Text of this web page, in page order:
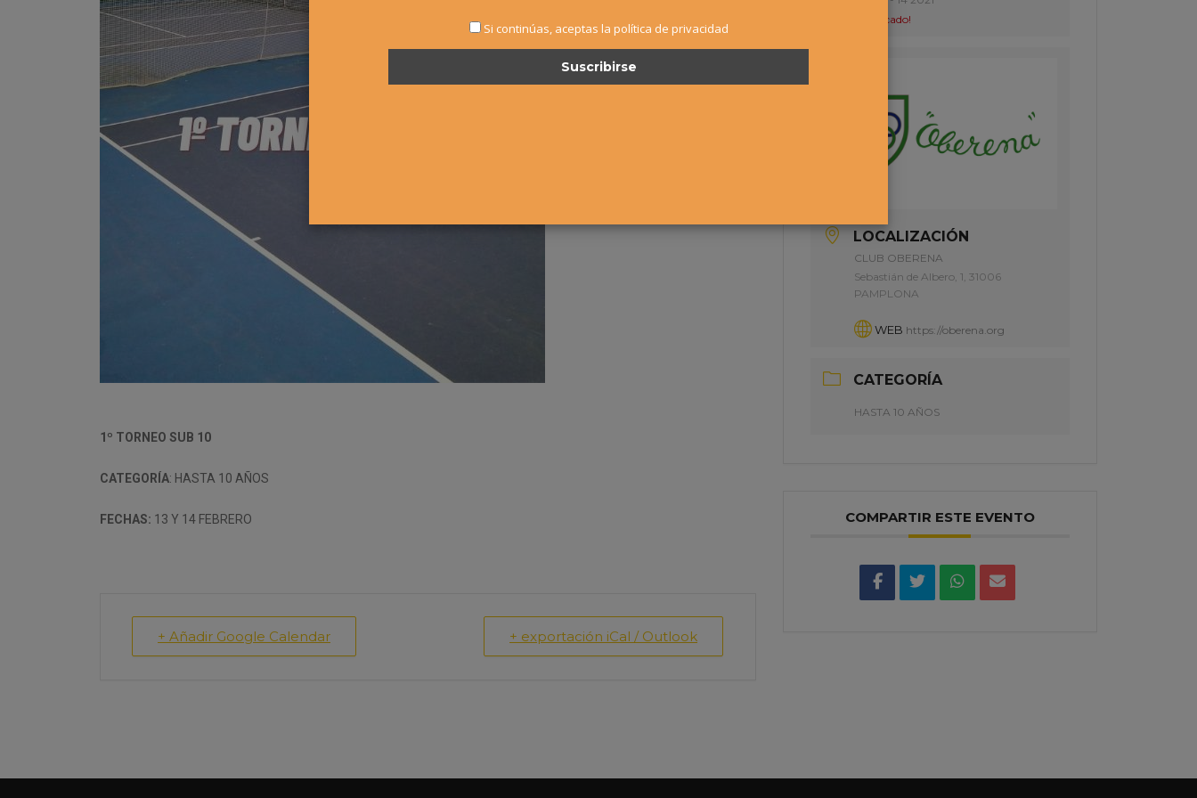
1º TORNEO SUB 10
CATEGORÍA: HASTA 10 AÑOS
FECHAS: 13 Y 14 FEBRERO
+ Añadir Google Calendar + exportación iCal / Outlook
¡Caducado!
LOCALIZACIÓN
CLUB OBERENA
Sebastián de Albero, 1, 31006
PAMPLONA
WEB https://oberena.org
CATEGORÍA
HASTA 10 AÑOS
COMPARTIR ESTE EVENTO
Si continúas, aceptas la política de privacidad